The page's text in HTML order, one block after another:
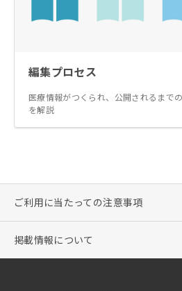
編集プロセス
医療情報がつくられ、公開されるまで
を解説
ご利用に当たっての注意事項
掲載情報について